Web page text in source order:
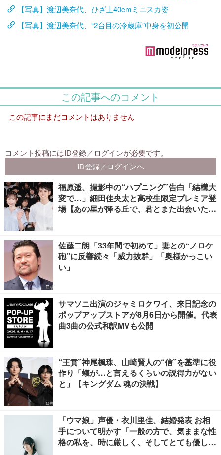
【写真】渡辺美奈代、ひざ上40cmミニスカ姿
【写真】渡辺美奈代、“2台目の冷蔵庫”中身を初公開
福原遥、撮影中の“ハプニング”告白「結構大
変で…」細田佳央太と高校生限定プレミア登
場【あの星が降る丘で、君とまた出会いた
佐藤二朗「33年間で初めて」妻との“ノロケ
砲”に反響続々「威力抜群」「奥様かっこい
い」
サマソニ出演のジャミロクワイ、来日記念の
ポップアップストアが8月6日から開催。代表
曲3曲の公式和訳MVも公開
“王賁”神尾楓珠、山崎賢人の“信”を基準に役
作り「蟻が…と言えるくらいの説得力がない
と」【キングダム 魂の決戦】
「ウマ娘」声優・衣川里佳、結婚発表 お相
手について明かす「一般の方で、気ままな性
格の私を、時に厳しく、そしてとても優し